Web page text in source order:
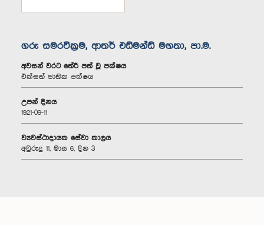
ගරු සමරවික්‍රම, ආතර් එඩ්මන්ඩ් මහතා, පා.ම.
අවසන් වරට තේරී පත් වූ පක්ෂය
එක්සත් ජාතික පක්ෂය
උපන් දිනය
1921-09-11
ව්‍යවස්ථාදායක සේවා කාලය
අවුරුදු 11, මාස 6, දින 3